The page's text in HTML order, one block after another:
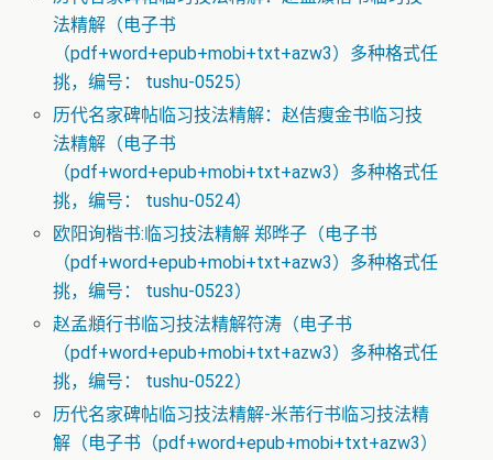
法精解（电子书
（pdf+word+epub+mobi+txt+azw3）多种格式任
挑，编号： tushu-0525）
历代名家碑帖临习技法精解：赵佶瘦金书临习技
法精解（电子书
（pdf+word+epub+mobi+txt+azw3）多种格式任
挑，编号： tushu-0524）
欧阳询楷书:临习技法精解 郑晔子（电子书
（pdf+word+epub+mobi+txt+azw3）多种格式任
挑，编号： tushu-0523）
赵孟頫行书临习技法精解符涛（电子书
（pdf+word+epub+mobi+txt+azw3）多种格式任
挑，编号： tushu-0522）
历代名家碑帖临习技法精解-米芾行书临习技法精
解（电子书（pdf+word+epub+mobi+txt+azw3）